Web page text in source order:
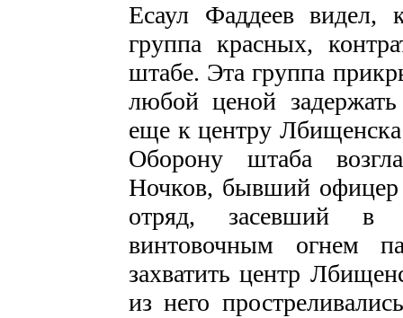
Есаул Фаддеев видел,
группа красных,
штабе. Эта группа
любой ценой
еще к центру
Оборону штаба
Ночков, бывший
отряд, засевший в
винтовочным огнем
захватить центр
из него